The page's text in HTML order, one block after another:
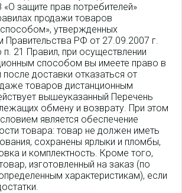
защите прав потребителей»
продажи товаров
утвержденных
Правительства РФ от 27.09.2007 г.
21 Правил, при осуществлении
способом вы имеете право в
после доставки отказаться от
товаров дистанционным
вышеуказанный Перечень
обмену и возврату. При этом
является обеспечение
товара: товар не должен иметь
сохранены ярлыки и пломбы,
и комплектность. Кроме того,
изготовленный на заказ (по
характеристикам), если